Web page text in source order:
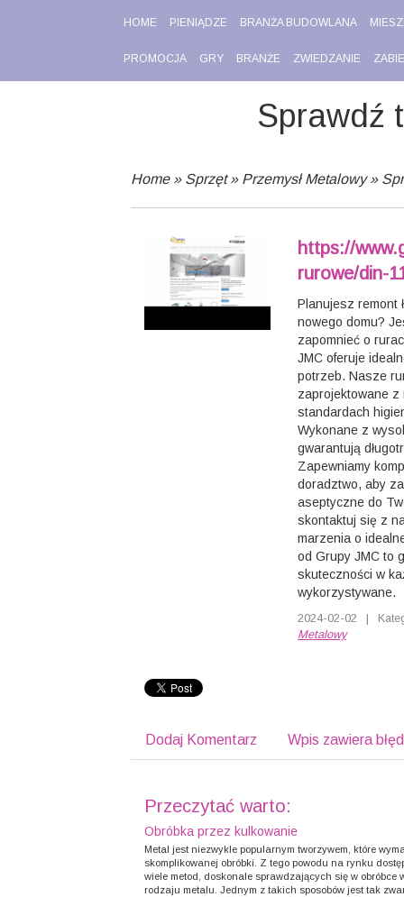
HOME PIENIĄDZE BRANŻA BUDOWLANA
PROMOCJA GRY BRANŻE ZWIEDZANIE
Sprawdź
Home» Sprzęt» Przemysł Metalowy»
https://
rurowe/din-
Planujesz remont
nowego domu?
zapomnieć o
JMC oferuje
potrzeb. Nasze
zaprojektowane z
standardach
Wykonane z
gwarantują
Zapewniamy
doradztwo, aby
aseptyczne do
skontaktuj się z
marzenia o
od Grupy JMC to
skuteczności w
wykorzystywane.
2024-02-02 |
Metalowy
Dodaj Komentarz Wpis zawiera
Przeczytać warto:
Obróbka przez kulkowanie
Metal jest niezwykle popularnym tworzywem, które
skomplikowanej obróbki. Z tego powodu na rynku
wiele metod, doskonale sprawdzających się w obróbce
rodzaju metalu. Jednym z takich sposobów jest tak